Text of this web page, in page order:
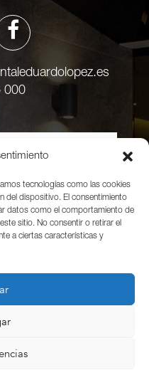
tecnologías como las cookies
del dispositivo. El consentimiento
datos como el comportamiento de
sitio. No consentir o retirar el
a ciertas características y
000
derechos reservados.
·